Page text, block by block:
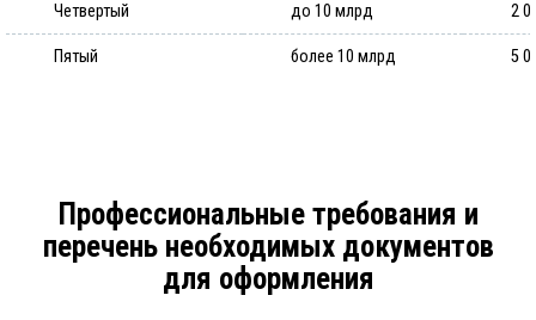
Четвертый до 10 млрд 2
Пятый более 10 млрд 5
Профессиональные требования и
перечень необходимых документов
для оформления